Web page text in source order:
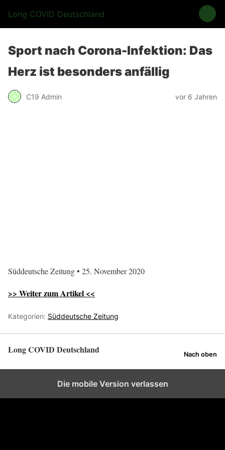
Long COVID Deutschland
Sport nach Corona-Infektion: Das
Herz ist besonders anfällig
C19 Admin vor 6 Jahren
Süddeutsche Zeitung • 25. November 2020
>> Weiter zum Artikel <<
Kategorien: Süddeutsche Zeitung
Long COVID Deutschland Nach oben
Die mobile Version verlassen